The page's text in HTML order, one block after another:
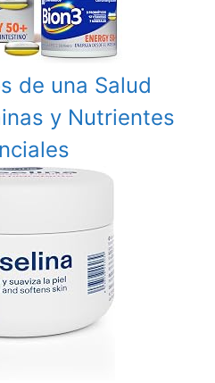
de una Salud
y Nutrientes